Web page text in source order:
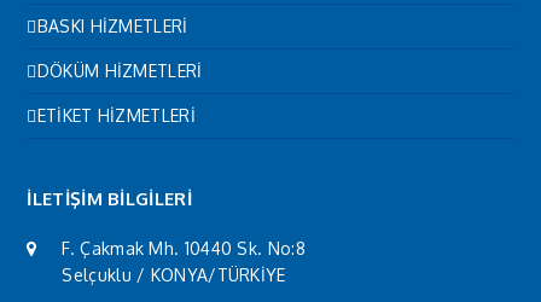
BASKI HİZMETLERİ
DÖKÜM HİZMETLERİ
ETİKET HİZMETLERİ
İLETİŞİM BİLGİLERİ
F. Çakmak Mh. 10440 Sk. No:8
Selçuklu / KONYA/TÜRKİYE